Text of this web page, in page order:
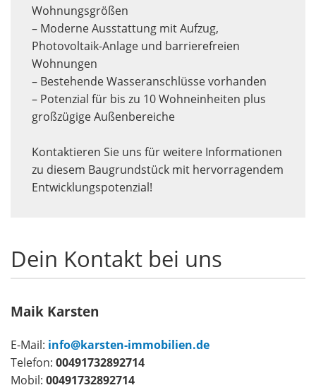
Wohnungsgrößen
– Moderne Ausstattung mit Aufzug,
Photovoltaik-Anlage und barrierefreien
Wohnungen
– Bestehende Wasseranschlüsse vorhanden
– Potenzial für bis zu 10 Wohneinheiten plus
großzügige Außenbereiche
Kontaktieren Sie uns für weitere Informationen
zu diesem Baugrundstück mit hervorragendem
Entwicklungspotenzial!
Dein Kontakt bei uns
Maik Karsten
E-Mail: info@karsten-immobilien.de
Telefon: 00491732892714
Mobil: 00491732892714